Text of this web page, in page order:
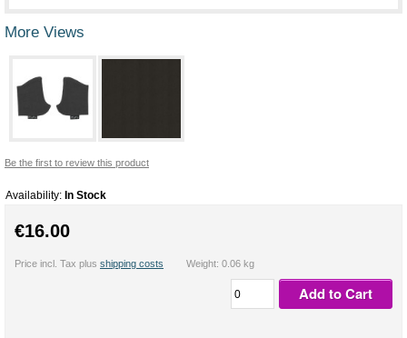
More Views
Be the first to review this product
Availability: In Stock
€16.00
Price incl. Tax plus shipping costs Weight: 0.06 kg
Add to Cart